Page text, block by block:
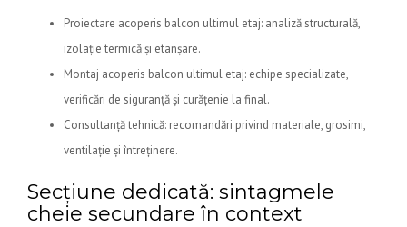
Proiectare acoperis balcon ultimul etaj: analiză structurală,
izolație termică și etanșare.
Montaj acoperis balcon ultimul etaj: echipe specializate,
verificări de siguranță și curățenie la final.
Consultanță tehnică: recomandări privind materiale, grosimi,
ventilație și întreținere.
Secțiune dedicată: sintagmele
cheie secundare în context